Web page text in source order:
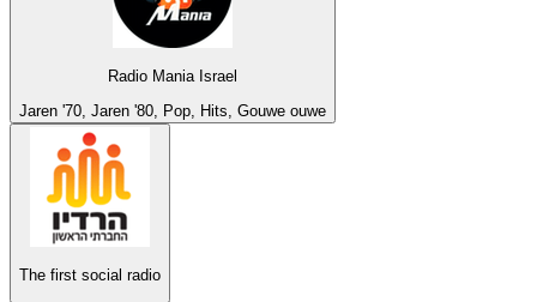
Radio Mania Israel
Jaren '70, Jaren '80, Pop, Hits, Gouwe ouwe
The first social radio